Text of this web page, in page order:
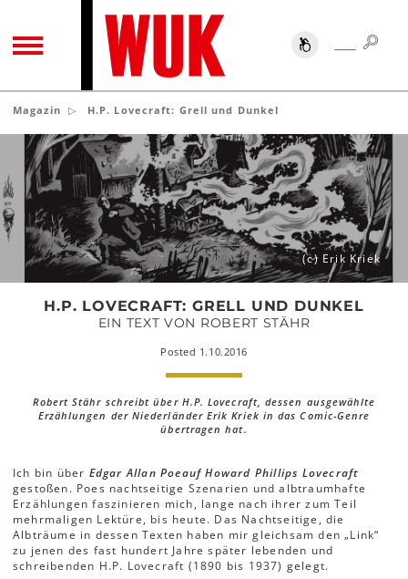
TOGGLE NAVIGATION SUCHE
Magazin H.P. Lovecraft: Grell und Dunkel
H.P.
Lovecraft:
Grell
und
Dunkel
(c) Erik Kriek
H.P. LOVECRAFT: GRELL UND DUNKEL
EIN TEXT VON ROBERT STÄHR
Posted 1.10.2016
Robert Stähr schreibt über H.P. Lovecraft, dessen ausgewählte
Erzählungen der Niederländer Erik Kriek in das Comic-Genre
übertragen hat.
Ich bin über Edgar Allan Poeauf Howard Phillips Lovecraft
gestoßen. Poes nachtseitige Szenarien und albtraumhafte
Erzählungen faszinieren mich, lange nach ihrer zum Teil
mehrmaligen Lektüre, bis heute. Das Nachtseitige, die
Albträume in dessen Texten haben mir gleichsam den „Link“
zu jenen des fast hundert Jahre später lebenden und
schreibenden H.P. Lovecraft (1890 bis 1937) gelegt.